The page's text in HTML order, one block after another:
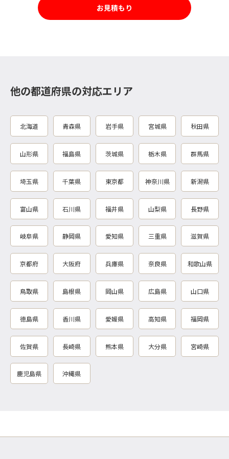
お見積もり
他の都道府県の対応エリア
北海道 青森県 岩手県 宮城県 秋田県
山形県 福島県 茨城県 栃木県 群馬県
埼玉県 千葉県 東京都 神奈川県 新潟県
富山県 石川県 福井県 山梨県 長野県
岐阜県 静岡県 愛知県 三重県 滋賀県
京都府 大阪府 兵庫県 奈良県 和歌山県
鳥取県 島根県 岡山県 広島県 山口県
徳島県 香川県 愛媛県 高知県 福岡県
佐賀県 長崎県 熊本県 大分県 宮崎県
鹿児島県 沖縄県